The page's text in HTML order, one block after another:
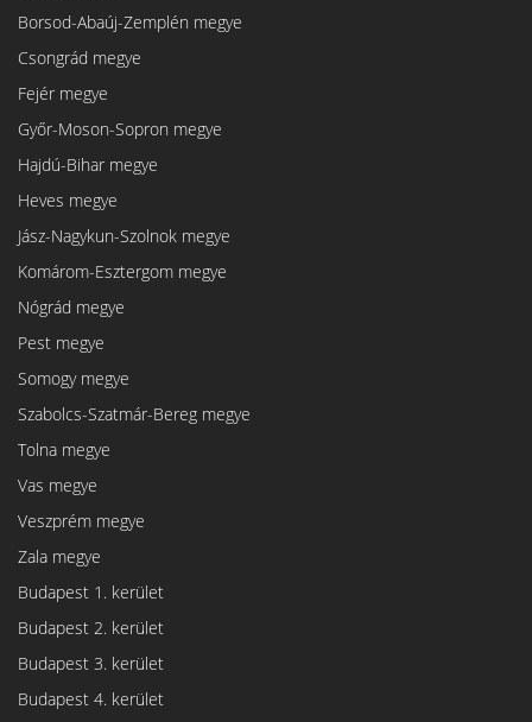
Borsod-Abaúj-Zemplén megye
Csongrád megye
Fejér megye
Győr-Moson-Sopron megye
Hajdú-Bihar megye
Heves megye
Jász-Nagykun-Szolnok megye
Komárom-Esztergom megye
Nógrád megye
Pest megye
Somogy megye
Szabolcs-Szatmár-Bereg megye
Tolna megye
Vas megye
Veszprém megye
Zala megye
Budapest 1. kerület
Budapest 2. kerület
Budapest 3. kerület
Budapest 4. kerület